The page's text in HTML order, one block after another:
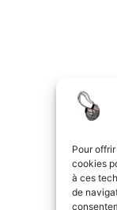
Pour
cookies
à ces
de